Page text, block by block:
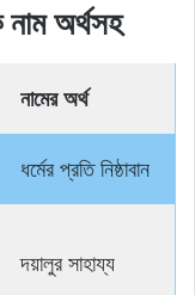
নাম অর্থসহ
নামের অর্থ
ধর্মের প্রতি নিষ্ঠাবান
দয়ালুর সাহায্য